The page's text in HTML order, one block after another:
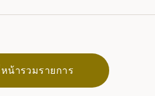
น้ารวมรายการ